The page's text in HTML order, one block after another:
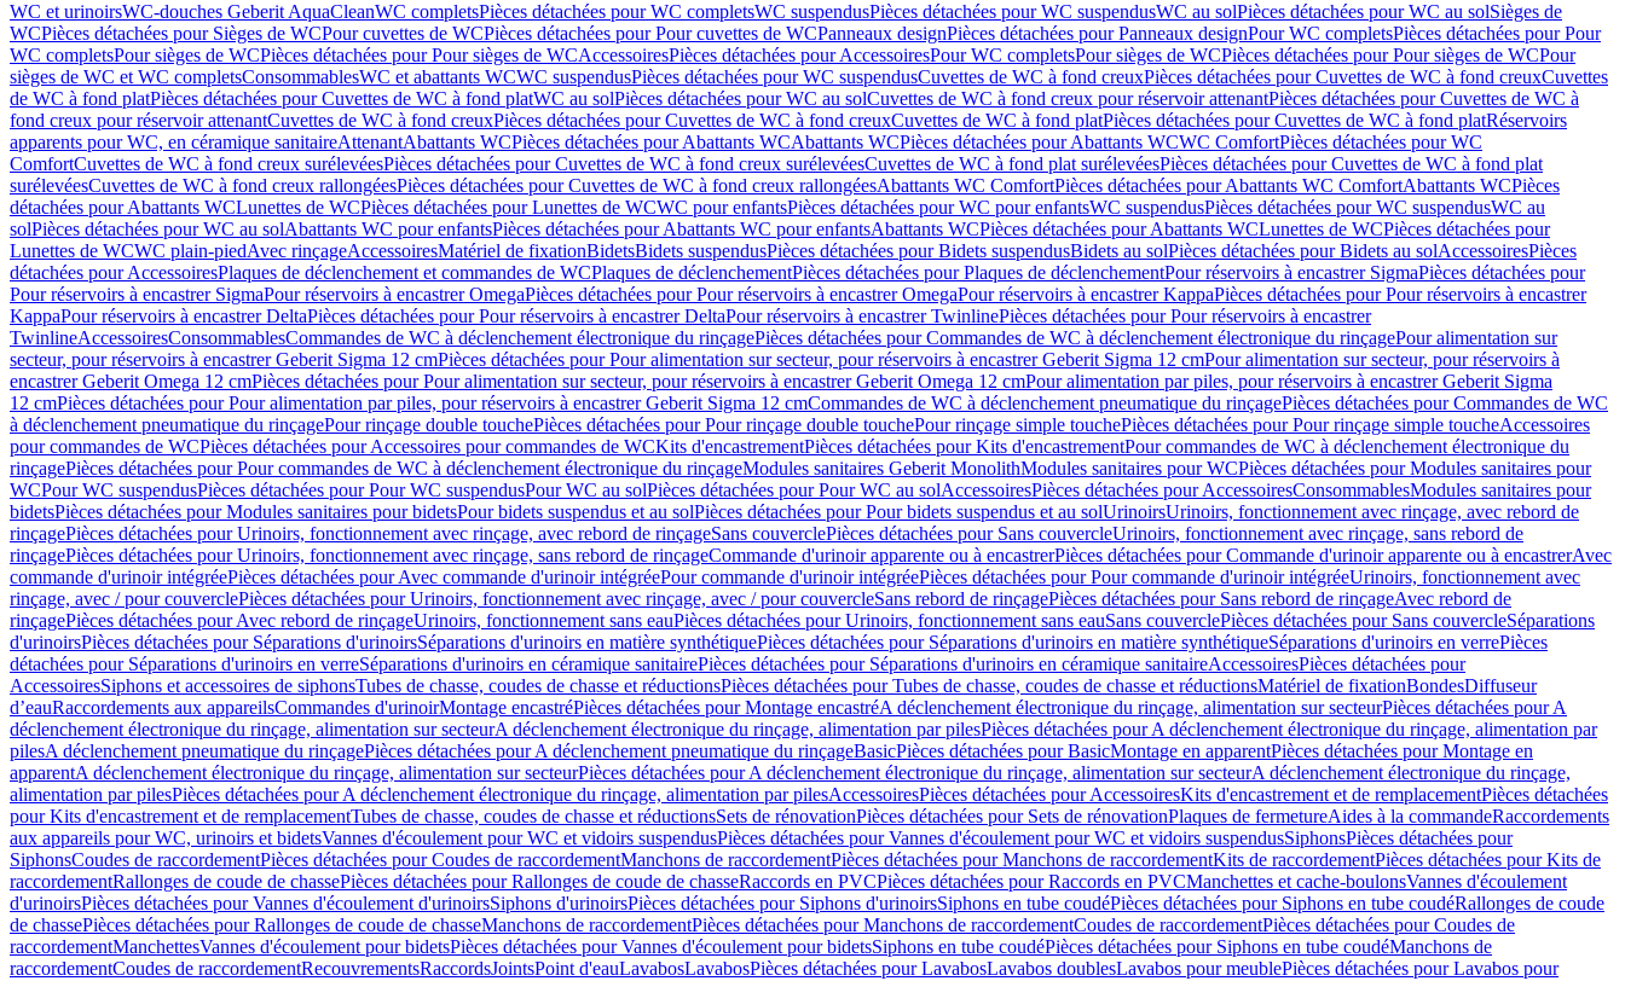
WC et urinoirsWC-douches Geberit AquaCleanWC completsPièces détachées pour WC completsWC suspendusPièces détachées pour WC suspendusWC au solPièces détachées pour WC au solSièges de
WCPièces détachées pour Sièges de WCPour cuvettes de WCPièces détachées pour Pour cuvettes de WCPanneaux designPièces détachées pour Panneaux designPour WC completsPièces détachées pour Pour
WC completsPour sièges de WCPièces détachées pour Pour sièges de WCAccessoiresPièces détachées pour AccessoiresPour WC completsPour sièges de WCPièces détachées pour Pour sièges de WCPour
sièges de WC et WC completsConsommablesWC et abattants WCWC suspendusPièces détachées pour WC suspendusCuvettes de WC à fond creuxPièces détachées pour Cuvettes de WC à fond creuxCuvettes
de WC à fond platPièces détachées pour Cuvettes de WC à fond platWC au solPièces détachées pour WC au solCuvettes de WC à fond creux pour réservoir attenantPièces détachées pour Cuvettes de WC à
fond creux pour réservoir attenantCuvettes de WC à fond creuxPièces détachées pour Cuvettes de WC à fond creuxCuvettes de WC à fond platPièces détachées pour Cuvettes de WC à fond platRéservoirs
apparents pour WC, en céramique sanitaireAttenantAbattants WCPièces détachées pour Abattants WCAbattants WCPièces détachées pour Abattants WCWC ComfortPièces détachées pour WC
ComfortCuvettes de WC à fond creux surélevéesPièces détachées pour Cuvettes de WC à fond creux surélevéesCuvettes de WC à fond plat surélevéesPièces détachées pour Cuvettes de WC à fond plat
surélevéesCuvettes de WC à fond creux rallongéesPièces détachées pour Cuvettes de WC à fond creux rallongéesAbattants WC ComfortPièces détachées pour Abattants WC ComfortAbattants WCPièces
détachées pour Abattants WCLunettes de WCPièces détachées pour Lunettes de WCWC pour enfantsPièces détachées pour WC pour enfantsWC suspendusPièces détachées pour WC suspendusWC au
solPièces détachées pour WC au solAbattants WC pour enfantsPièces détachées pour Abattants WC pour enfantsAbattants WCPièces détachées pour Abattants WCLunettes de WCPièces détachées pour
Lunettes de WCWC plain-piedAvec rinçageAccessoiresMatériel de fixationBidetsBidets suspendusPièces détachées pour Bidets suspendusBidets au solPièces détachées pour Bidets au solAccessoiresPièces
détachées pour AccessoiresPlaques de déclenchement et commandes de WCPlaques de déclenchementPièces détachées pour Plaques de déclenchementPour réservoirs à encastrer SigmaPièces détachées pour
Pour réservoirs à encastrer SigmaPour réservoirs à encastrer OmegaPièces détachées pour Pour réservoirs à encastrer OmegaPour réservoirs à encastrer KappaPièces détachées pour Pour réservoirs à encastrer
KappaPour réservoirs à encastrer DeltaPièces détachées pour Pour réservoirs à encastrer DeltaPour réservoirs à encastrer TwinlinePièces détachées pour Pour réservoirs à encastrer
TwinlineAccessoiresConsommablesCommandes de WC à déclenchement électronique du rinçagePièces détachées pour Commandes de WC à déclenchement électronique du rinçagePour alimentation sur
secteur, pour réservoirs à encastrer Geberit Sigma 12 cmPièces détachées pour Pour alimentation sur secteur, pour réservoirs à encastrer Geberit Sigma 12 cmPour alimentation sur secteur, pour réservoirs à
encastrer Geberit Omega 12 cmPièces détachées pour Pour alimentation sur secteur, pour réservoirs à encastrer Geberit Omega 12 cmPour alimentation par piles, pour réservoirs à encastrer Geberit Sigma
12 cmPièces détachées pour Pour alimentation par piles, pour réservoirs à encastrer Geberit Sigma 12 cmCommandes de WC à déclenchement pneumatique du rinçagePièces détachées pour Commandes de WC
à déclenchement pneumatique du rinçagePour rinçage double touchePièces détachées pour Pour rinçage double touchePour rinçage simple touchePièces détachées pour Pour rinçage simple toucheAccessoires
pour commandes de WCPièces détachées pour Accessoires pour commandes de WCKits d'encastrementPièces détachées pour Kits d'encastrementPour commandes de WC à déclenchement électronique du
rinçagePièces détachées pour Pour commandes de WC à déclenchement électronique du rinçageModules sanitaires Geberit MonolithModules sanitaires pour WCPièces détachées pour Modules sanitaires pour
WCPour WC suspendusPièces détachées pour Pour WC suspendusPour WC au solPièces détachées pour Pour WC au solAccessoiresPièces détachées pour AccessoiresConsommablesModules sanitaires pour
bidetsPièces détachées pour Modules sanitaires pour bidetsPour bidets suspendus et au solPièces détachées pour Pour bidets suspendus et au solUrinoirsUrinoirs, fonctionnement avec rinçage, avec rebord de
rinçagePièces détachées pour Urinoirs, fonctionnement avec rinçage, avec rebord de rinçageSans couverclePièces détachées pour Sans couvercleUrinoirs, fonctionnement avec rinçage, sans rebord de
rinçagePièces détachées pour Urinoirs, fonctionnement avec rinçage, sans rebord de rinçageCommande d'urinoir apparente ou à encastrerPièces détachées pour Commande d'urinoir apparente ou à encastrerAvec
commande d'urinoir intégréePièces détachées pour Avec commande d'urinoir intégréePour commande d'urinoir intégréePièces détachées pour Pour commande d'urinoir intégréeUrinoirs, fonctionnement avec
rinçage, avec / pour couverclePièces détachées pour Urinoirs, fonctionnement avec rinçage, avec / pour couvercleSans rebord de rinçagePièces détachées pour Sans rebord de rinçageAvec rebord de
rinçagePièces détachées pour Avec rebord de rinçageUrinoirs, fonctionnement sans eauPièces détachées pour Urinoirs, fonctionnement sans eauSans couverclePièces détachées pour Sans couvercleSéparations
d'urinoirsPièces détachées pour Séparations d'urinoirsSéparations d'urinoirs en matière synthétiquePièces détachées pour Séparations d'urinoirs en matière synthétiqueSéparations d'urinoirs en verrePièces
détachées pour Séparations d'urinoirs en verreSéparations d'urinoirs en céramique sanitairePièces détachées pour Séparations d'urinoirs en céramique sanitaireAccessoiresPièces détachées pour
AccessoiresSiphons et accessoires de siphonsTubes de chasse, coudes de chasse et réductionsPièces détachées pour Tubes de chasse, coudes de chasse et réductionsMatériel de fixationBondesDiffuseur
d’eauRaccordements aux appareilsCommandes d'urinoirMontage encastréPièces détachées pour Montage encastréA déclenchement électronique du rinçage, alimentation sur secteurPièces détachées pour A
déclenchement électronique du rinçage, alimentation sur secteurA déclenchement électronique du rinçage, alimentation par pilesPièces détachées pour A déclenchement électronique du rinçage, alimentation par
pilesA déclenchement pneumatique du rinçagePièces détachées pour A déclenchement pneumatique du rinçageBasicPièces détachées pour BasicMontage en apparentPièces détachées pour Montage en
apparentA déclenchement électronique du rinçage, alimentation sur secteurPièces détachées pour A déclenchement électronique du rinçage, alimentation sur secteurA déclenchement électronique du rinçage,
alimentation par pilesPièces détachées pour A déclenchement électronique du rinçage, alimentation par pilesAccessoiresPièces détachées pour AccessoiresKits d'encastrement et de remplacementPièces détachées
pour Kits d'encastrement et de remplacementTubes de chasse, coudes de chasse et réductionsSets de rénovationPièces détachées pour Sets de rénovationPlaques de fermetureAides à la commandeRaccordements
aux appareils pour WC, urinoirs et bidetsVannes d'écoulement pour WC et vidoirs suspendusPièces détachées pour Vannes d'écoulement pour WC et vidoirs suspendusSiphonsPièces détachées pour
SiphonsCoudes de raccordementPièces détachées pour Coudes de raccordementManchons de raccordementPièces détachées pour Manchons de raccordementKits de raccordementPièces détachées pour Kits de
raccordementRallonges de coude de chassePièces détachées pour Rallonges de coude de chasseRaccords en PVCPièces détachées pour Raccords en PVCManchettes et cache-boulonsVannes d'écoulement
d'urinoirsPièces détachées pour Vannes d'écoulement d'urinoirsSiphons d'urinoirsPièces détachées pour Siphons d'urinoirsSiphons en tube coudéPièces détachées pour Siphons en tube coudéRallonges de coude
de chassePièces détachées pour Rallonges de coude de chasseManchons de raccordementPièces détachées pour Manchons de raccordementCoudes de raccordementPièces détachées pour Coudes de
raccordementManchettesVannes d'écoulement pour bidetsPièces détachées pour Vannes d'écoulement pour bidetsSiphons en tube coudéPièces détachées pour Siphons en tube coudéManchons de
raccordementCoudes de raccordementRecouvrementsRaccordsJointsPoint d'eauLavabosLavabosPièces détachées pour LavabosLavabos doublesLavabos pour meublePièces détachées pour Lavabos pour